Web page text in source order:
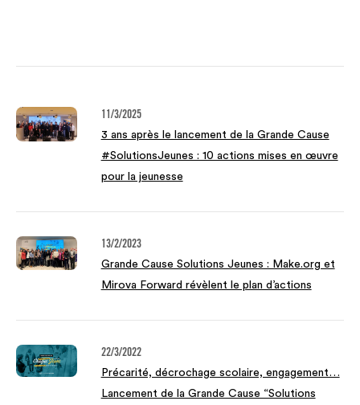
11/3/2025
3 ans après le lancement de la Grande Cause
#SolutionsJeunes : 10 actions mises en œuvre
pour la jeunesse
13/2/2023
Grande Cause Solutions Jeunes : Make.org et
Mirova Forward révèlent le plan d’actions
22/3/2022
Précarité, décrochage scolaire, engagement…
Lancement de la Grande Cause “Solutions